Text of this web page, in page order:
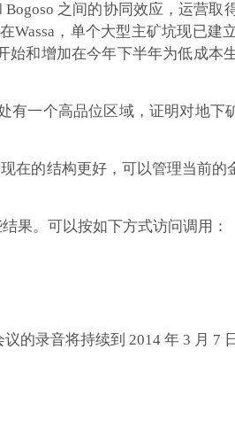
之间的协同效应，运营
，单个大型主矿坑现已建
和增加在今年下半年为低成本
有一个高品位区域，证明对地
在的结构更好，可以管理当前
果。可以按如下方式访问调用：
的录音将持续到 2014 年 3 月 7